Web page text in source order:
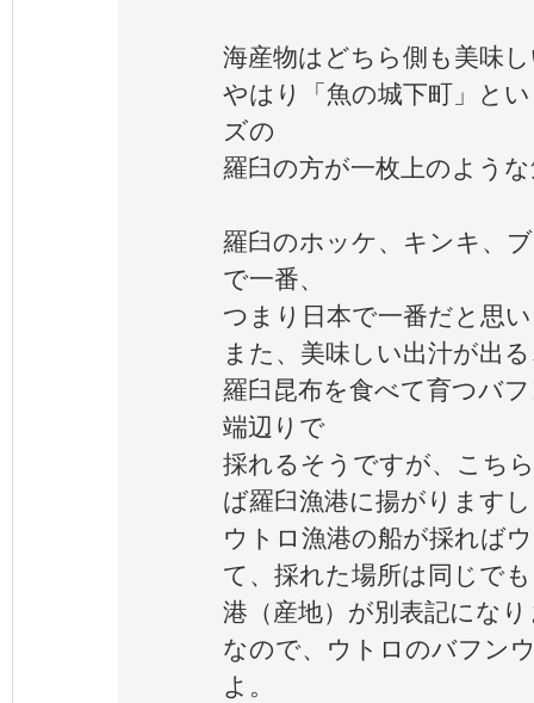
海産物はどちら側も美味
やはり「魚の城下町」と
ズの
羅臼の方が一枚上のよう
羅臼のホッケ、キンキ、
で一番、
つまり日本で一番だと思
また、美味しい出汁が出
羅臼昆布を食べて育つバ
端辺りで
採れるそうですが、こち
ば羅臼漁港に揚がります
ウトロ漁港の船が採れば
て、採れた場所は同じで
港（産地）が別表記にな
なので、ウトロのバフン
よ。